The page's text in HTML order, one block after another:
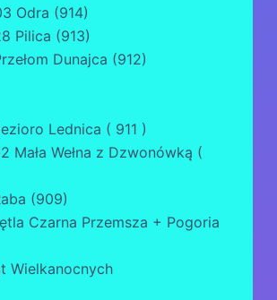
Odra (914)
Pilica (913)
Dunajca (912)
Lednica ( 911 )
Mała Wełna z Dzwonówką (
(909)
Czarna Przemsza + Pogoria
Wielkanocnych